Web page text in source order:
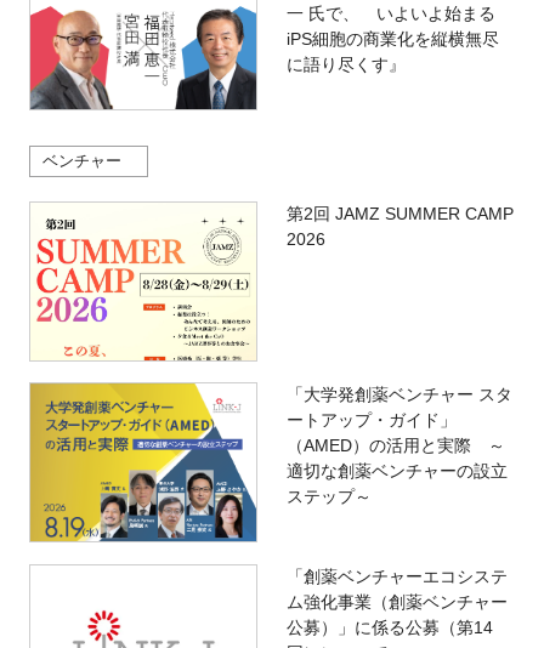
一 氏で、 いよいよ始まる
iPS細胞の商業化を縦横無尽
に語り尽くす』
ベンチャー
第2回 JAMZ SUMMER CAMP
2026
「大学発創薬ベンチャー スタ
ートアップ・ガイド」
（AMED）の活用と実際 ～
適切な創薬ベンチャーの設立
ステップ～
「創薬ベンチャーエコシステ
ム強化事業（創薬ベンチャー
公募）」に係る公募（第14